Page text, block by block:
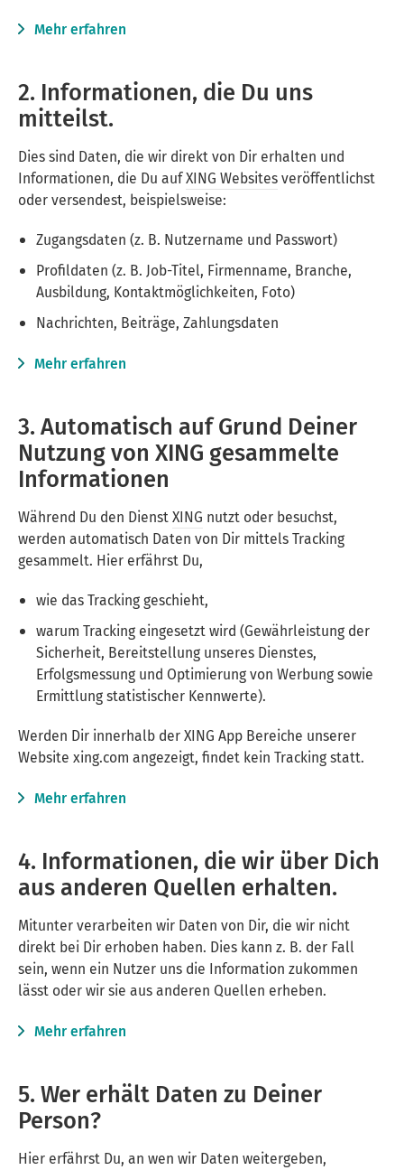
Mehr erfahren
2. Informationen, die Du uns
mitteilst.
Dies sind Daten, die wir direkt von Dir erhalten und
Informationen, die Du aufXING Websitesveröffentlichst
oder versendest, beispielsweise:
Zugangsdaten (z. B. Nutzername und Passwort)
Profildaten (z. B. Job-Titel, Firmenname, Branche,
Ausbildung, Kontaktmöglichkeiten, Foto)
Nachrichten, Beiträge, Zahlungsdaten
Mehr erfahren
3. Automatisch auf Grund Deiner
Nutzung von XING gesammelte
Informationen
Während Du den DienstXING nutzt oder besuchst,
werden automatisch Daten von Dir mittels Tracking
gesammelt. Hier erfährst Du,
wie das Tracking geschieht,
warum Tracking eingesetzt wird (Gewährleistung der
Sicherheit, Bereitstellung unseres Dienstes,
Erfolgsmessung und Optimierung von Werbung sowie
Ermittlung statistischer Kennwerte).
Werden Dir innerhalb der XING App Bereiche unserer
Website xing.com angezeigt, findet kein Tracking statt.
Mehr erfahren
4. Informationen, die wir über Dich
aus anderen Quellen erhalten.
Mitunter verarbeiten wir Daten von Dir, die wir nicht
direkt bei Dir erhoben haben. Dies kann z. B. der Fall
sein, wenn ein Nutzer uns die Information zukommen
lässt oder wir sie aus anderen Quellen erheben.
Mehr erfahren
5. Wer erhält Daten zu Deiner
Person?
Hier erfährst Du, an wen wir Daten weitergeben,